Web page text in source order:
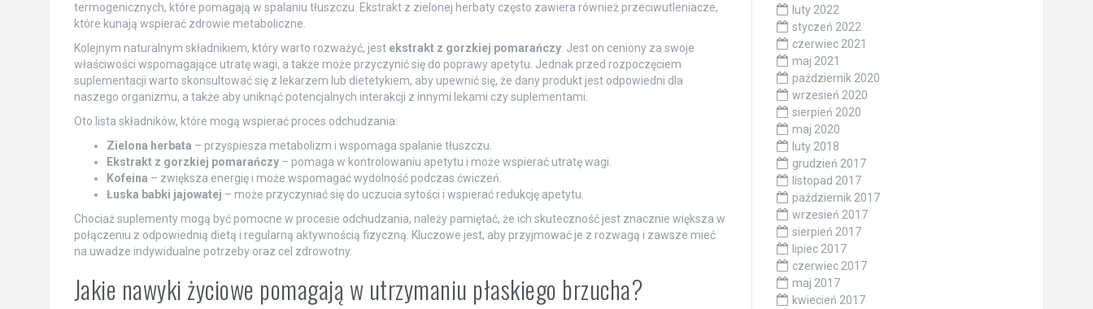
termogenicznych, które pomagają w spalaniu tłuszczu. Ekstrakt z zielonej herbaty często zawiera również przeciwutleniacze,
które kunają wspierać zdrowie metaboliczne.
Kolejnym naturalnym składnikiem, który warto rozważyć, jest ekstrakt z gorzkiej pomarańczy. Jest on ceniony za swoje
właściwości wspomagające utratę wagi, a także może przyczynić się do poprawy apetytu. Jednak przed rozpoczęciem
suplementacji warto skonsultować się z lekarzem lub dietetykiem, aby upewnić się, że dany produkt jest odpowiedni dla
naszego organizmu, a także aby uniknąć potencjalnych interakcji z innymi lekami czy suplementami.
Oto lista składników, które mogą wspierać proces odchudzania:
Zielona herbata – przyspiesza metabolizm i wspomaga spalanie tłuszczu.
Ekstrakt z gorzkiej pomarańczy– pomaga w kontrolowaniu apetytu i może wspierać utratę wagi.
Kofeina – zwiększa energię i może wspomagać wydolność podczas ćwiczeń.
Łuska babki jajowatej – może przyczyniać się do uczucia sytości i wspierać redukcję apetytu.
Chociaż suplementy mogą być pomocne w procesie odchudzania, należy pamiętać, że ich skuteczność jest znacznie większa w
połączeniu z odpowiednią dietą i regularną aktywnością fizyczną. Kluczowe jest, aby przyjmować je z rozwagą i zawsze mieć
na uwadze indywidualne potrzeby oraz cel zdrowotny.
Jakie nawyki życiowe pomagają w utrzymaniu płaskiego brzucha?
luty 2022
styczeń 2022
czerwiec 2021
maj 2021
październik 2020
wrzesień 2020
sierpień 2020
maj 2020
luty 2018
grudzień 2017
listopad 2017
październik 2017
wrzesień 2017
sierpień 2017
lipiec 2017
czerwiec 2017
maj 2017
kwiecień 2017